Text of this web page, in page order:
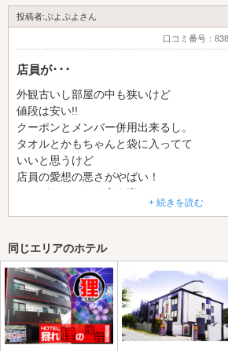
投稿者:ぷよぷよさん
口コミ番号：
店員が･･･
外観古いし部屋の中も狭いけど
値段は安い!!
クーポンとメンバー併用出来るし。
タオルとかもちゃんと袋に入ってて
いいと思うけど
店員の愛想の悪さがやばい！
そこがなかったら言う事なし！
+ 続きを読む
同じエリアのホテル